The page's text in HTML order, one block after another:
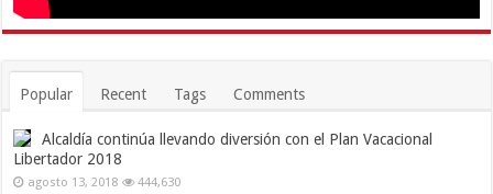
Popular Recent Tags Comments
Alcaldía continúa llevando diversión con el Plan Vacacional
Libertador 2018
agosto 13, 2018 444,630